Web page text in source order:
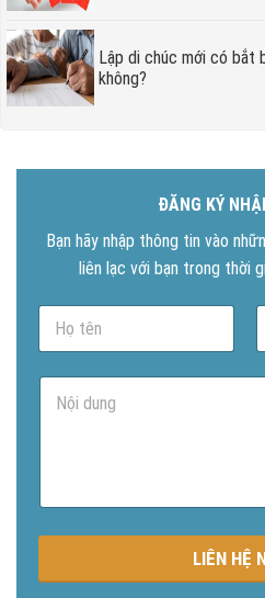
Lập di chúc mới có bắt
không?
ĐĂNG KÝ
Bạn hãy nhập thông tin vào
liên lạc với bạn trong thời
N
m
e
P
o
n
N
g
LIÊN HỆ